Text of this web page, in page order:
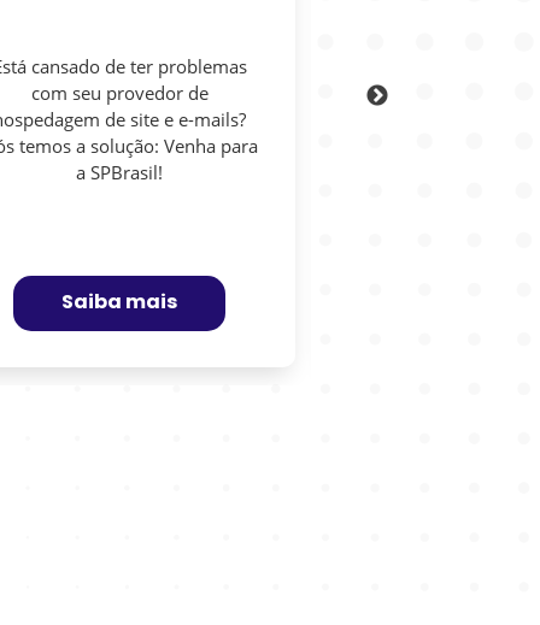
cansado de ter problemas
com seu provedor de
de site e e-mails?
temos a solução: Venha para
a SPBrasil!
Saiba mais
pensado